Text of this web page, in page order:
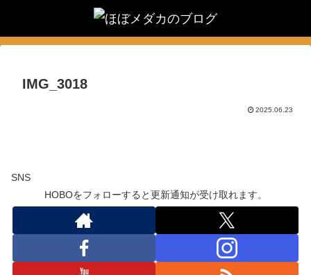
IMG_3018
2025.06.23
SNS
HOBOをフォローすると更新通知が受け取れます。